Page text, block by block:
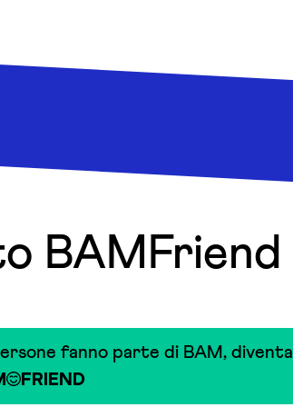
BAMFriend
fanno parte di BAM, diventa
FRIEND